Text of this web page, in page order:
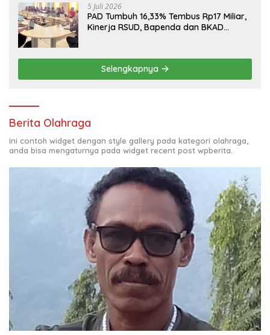
5 Juli 2026
PAD Tumbuh 16,33% Tembus Rp17 Miliar,
Kinerja RSUD, Bapenda dan BKAD
Selengkapnya
Berita Olahraga
Ini contoh widget dengan style gallery pada kategori olahraga,
anda bisa mengaturnya pada widget recent post wpberita.